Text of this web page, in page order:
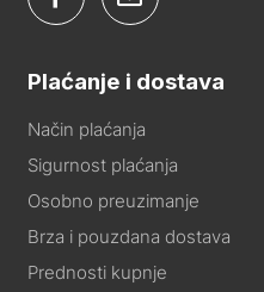
Plaćanje i dostava
Način plaćanja
Sigurnost plaćanja
Osobno preuzimanje
Brza i pouzdana dostava
Prednosti kupnje